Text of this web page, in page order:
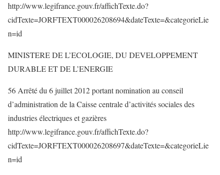
http://www.legifrance.gouv.fr/affichTexte.do?
cidTexte=JORFTEXT000026208694&dateTexte=&categorieLie
n=id
MINISTERE DE L’ECOLOGIE, DU DEVELOPPEMENT
DURABLE ET DE L’ENERGIE
56 Arrêté du 6 juillet 2012 portant nomination au conseil
d’administration de la Caisse centrale d’activités sociales des
industries électriques et gazières
http://www.legifrance.gouv.fr/affichTexte.do?
cidTexte=JORFTEXT000026208697&dateTexte=&categorieLie
n=id